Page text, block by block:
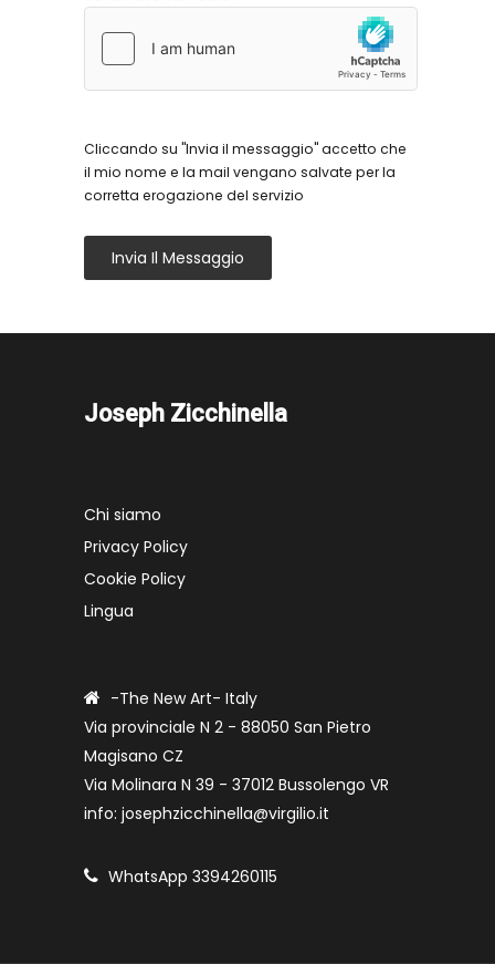
Cliccando su "Invia il messaggio" accetto che
il mio nome e la mail vengano salvate per la
corretta erogazione del servizio
Invia Il Messaggio
Joseph Zicchinella
Chi siamo
Privacy Policy
Cookie Policy
Lingua
-The New Art- Italy
Via provinciale N 2 - 88050 San Pietro
Magisano CZ
Via Molinara N 39 - 37012 Bussolengo VR
info: josephzicchinella@virgilio.it
WhatsApp 3394260115